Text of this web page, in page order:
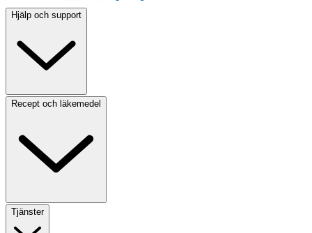
Hjälp och support
Recept och läkemedel
Tjänster